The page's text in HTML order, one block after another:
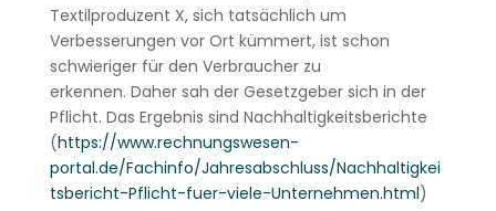
Textilproduzent X, sich tatsächlich um
Verbesserungen vor Ort kümmert, ist schon
schwieriger für den Verbraucher zu
erkennen. Daher sah der Gesetzgeber sich in der
Pflicht. Das Ergebnis sind Nachhaltigkeitsberichte
(https://www.rechnungswesen-
portal.de/Fachinfo/Jahresabschluss/Nachhaltigkei
tsbericht-Pflicht-fuer-viele-Unternehmen.html)